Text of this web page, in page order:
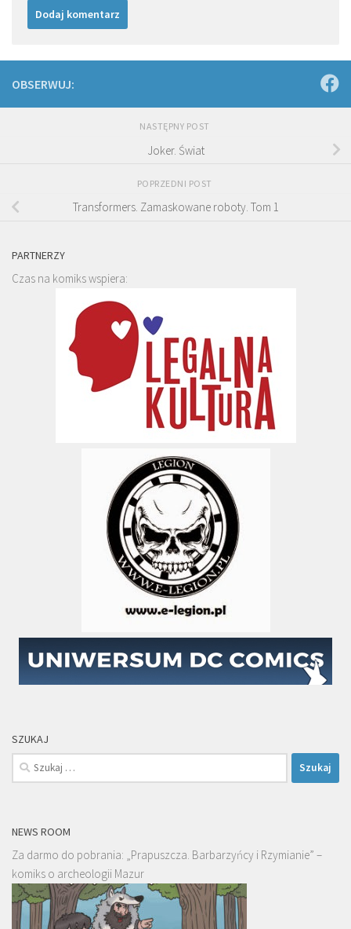
OBSERWUJ:
NASTĘPNY POST
Joker. Świat
POPRZEDNI POST
Transformers. Zamaskowane roboty. Tom 1
PARTNERZY
Czas na komiks wspiera:
SZUKAJ
Szukaj:
NEWS ROOM
Za darmo do pobrania: „Prapuszcza. Barbarzyńcy i Rzymianie” –
komiks o archeologii Mazur